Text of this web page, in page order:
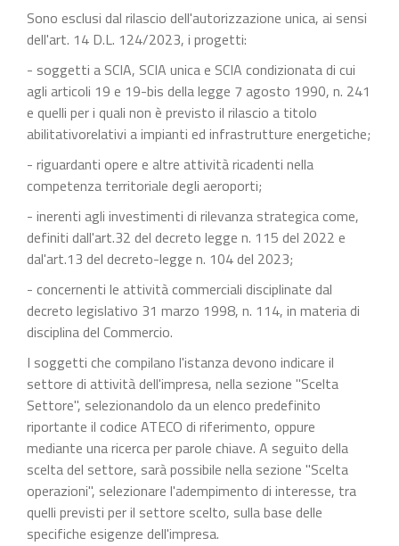
Sono esclusi dal rilascio dell'autorizzazione unica, ai sensi
dell'art. 14 D.L. 124/2023, i progetti:
- soggetti a SCIA, SCIA unica e SCIA condizionata di cui
agli articoli 19 e 19-bis della legge 7 agosto 1990, n. 241
e quelli per i quali non è previsto il rilascio a titolo
abilitativorelativi a impianti ed infrastrutture energetiche;
- riguardanti opere e altre attività ricadenti nella
competenza territoriale degli aeroporti;
- inerenti agli investimenti di rilevanza strategica come,
definiti dall'art.32 del decreto legge n. 115 del 2022 e
dal'art.13 del decreto-legge n. 104 del 2023;
- concernenti le attività commerciali disciplinate dal
decreto legislativo 31 marzo 1998, n. 114, in materia di
disciplina del Commercio.
I soggetti che compilano l'istanza devono indicare il
settore di attività dell'impresa, nella sezione "Scelta
Settore", selezionandolo da un elenco predefinito
riportante il codice ATECO di riferimento, oppure
mediante una ricerca per parole chiave. A seguito della
scelta del settore, sarà possibile nella sezione "Scelta
operazioni", selezionare l'adempimento di interesse, tra
quelli previsti per il settore scelto, sulla base delle
specifiche esigenze dell'impresa.